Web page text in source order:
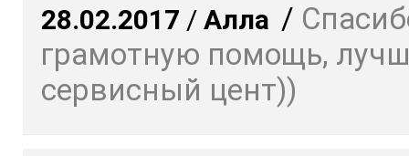
28.02.2017 / Алла /
грамотную помощь,
сервисный цент))